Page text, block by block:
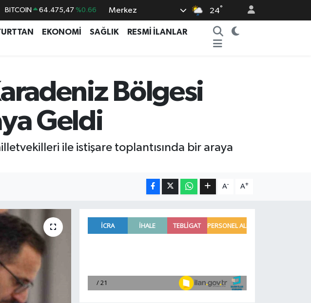
BITCOIN 64.475,47 %0.66
DOLAR 47,5971 %0.05
GRAM ALTIN 6518.23 %0.39
BİST100 13.703 %0
Merkez 24°
EKONOMİ SAĞLIK
RESMİ İLANLAR
Bölgesi
Geldi
ile istişare toplantısında bir araya
A- A+